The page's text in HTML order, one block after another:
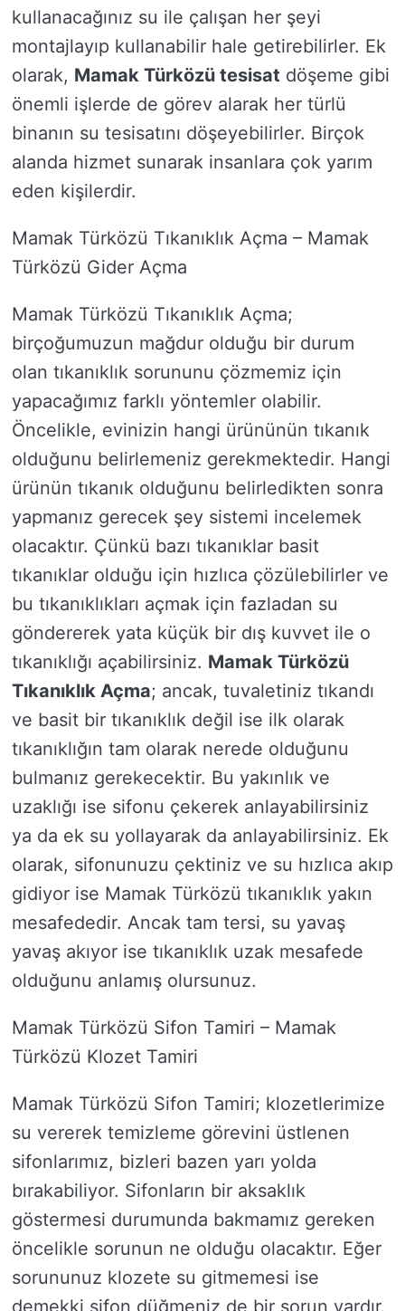
kullanacağınız su ile çalışan her şeyi
montajlayıp kullanabilir hale getirebilirler. Ek
olarak, Mamak Türközü tesisat döşeme gibi
önemli işlerde de görev alarak her türlü
binanın su tesisatını döşeyebilirler. Birçok
alanda hizmet sunarak insanlara çok yarım
eden kişilerdir.
Mamak Türközü Tıkanıklık Açma – Mamak
Türközü Gider Açma
Mamak Türközü Tıkanıklık Açma;
birçoğumuzun mağdur olduğu bir durum
olan tıkanıklık sorununu çözmemiz için
yapacağımız farklı yöntemler olabilir.
Öncelikle, evinizin hangi ürününün tıkanık
olduğunu belirlemeniz gerekmektedir. Hangi
ürünün tıkanık olduğunu belirledikten sonra
yapmanız gerecek şey sistemi incelemek
olacaktır. Çünkü bazı tıkanıklar basit
tıkanıklar olduğu için hızlıca çözülebilirler ve
bu tıkanıklıkları açmak için fazladan su
göndererek yata küçük bir dış kuvvet ile o
tıkanıklığı açabilirsiniz. Mamak Türközü
Tıkanıklık Açma; ancak, tuvaletiniz tıkandı
ve basit bir tıkanıklık değil ise ilk olarak
tıkanıklığın tam olarak nerede olduğunu
bulmanız gerekecektir. Bu yakınlık ve
uzaklığı ise sifonu çekerek anlayabilirsiniz
ya da ek su yollayarak da anlayabilirsiniz. Ek
olarak, sifonunuzu çektiniz ve su hızlıca akıp
gidiyor ise Mamak Türközü tıkanıklık yakın
mesafededir. Ancak tam tersi, su yavaş
yavaş akıyor ise tıkanıklık uzak mesafede
olduğunu anlamış olursunuz.
Mamak Türközü Sifon Tamiri – Mamak
Türközü Klozet Tamiri
Mamak Türközü Sifon Tamiri; klozetlerimize
su vererek temizleme görevini üstlenen
sifonlarımız, bizleri bazen yarı yolda
bırakabiliyor. Sifonların bir aksaklık
göstermesi durumunda bakmamız gereken
öncelikle sorunun ne olduğu olacaktır. Eğer
sorununuz klozete su gitmemesi ise
demekki sifon düğmeniz de bir sorun vardır.